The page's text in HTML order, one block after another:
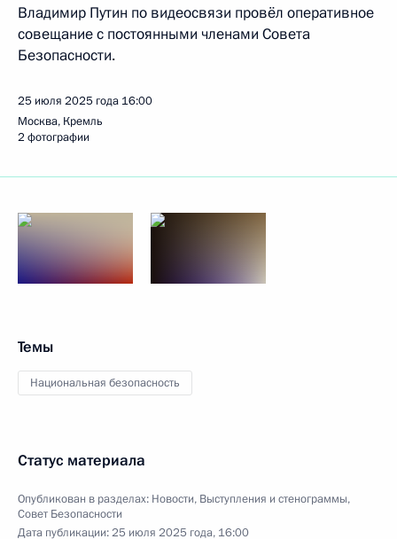
Владимир Путин по видеосвязи провёл оперативное
совещание с постоянными членами Совета
Безопасности.
25 июля 2025 года 16:00
Москва, Кремль
2 фотографии
Темы
Национальная безопасность
Статус материала
Опубликован в разделах: Новости, Выступления и стенограммы,
Совет Безопасности
Дата публикации:25 июля 2025 года, 16:00